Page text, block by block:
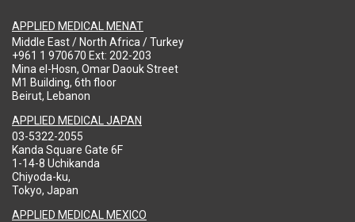
APPLIED MEDICAL MENAT
Middle East / North Africa / Turkey
+961 1 970670 Ext: 202-203
Mina el-Hosn, Omar Daouk Street
M1 Building, 6th floor
Beirut, Lebanon
APPLIED MEDICAL JAPAN
03-5322-2055
Kanda Square Gate 6F
1-14-8 Uchikanda
Chiyoda-ku,
Tokyo, Japan
APPLIED MEDICAL MEXICO